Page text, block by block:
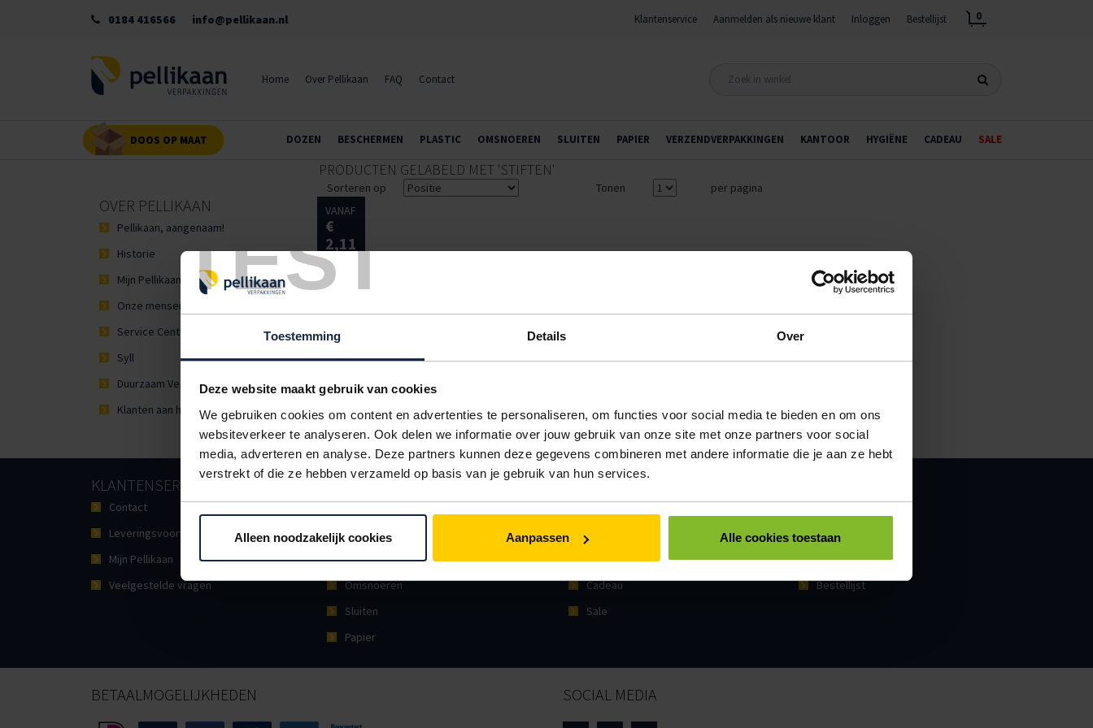
TEST
Toestemming Details Over
Deze website maakt gebruik van cookies
We gebruiken cookies om content en advertenties te personaliseren, om functies voor social media te bieden en om ons
websiteverkeer te analyseren. Ook delen we informatie over jouw gebruik van onze site met onze partners voor social
media, adverteren en analyse. Deze partners kunnen deze gegevens combineren met andere informatie die je aan ze hebt
verstrekt of die ze hebben verzameld op basis van je gebruik van hun services.
Alleen noodzakelijk cookies Aanpassen Alle cookies toestaan
0184 416566 info@pellikaan.nl Klantenservice Aanmelden als nieuwe klant Inloggen Bestellijst 0
Home Over Pellikaan FAQ Contact
DOZEN BESCHERMEN PLASTIC OMSNOEREN SLUITEN PAPIER VERZENDVERPAKKINGEN KANTOOR HYGIËNE CADEAU SALE
DOOS OP MAAT
OVER PELLIKAAN
Pellikaan, aangenaam!
Historie
Mijn Pellikaan
Onze mensen
Service Center
Syll
Duurzaam Verpakken
Klanten aan het woord
PRODUCTEN GELABELD MET 'STIFTEN'
Sorteren op Tonen per pagina
Whitebordmarkers Zwart
VANAF
€
2,11
KLANTENSERVICE
Contact
Leveringsvoorwaarden
Mijn Pellikaan
Veelgestelde vragen
CATEGORIEËN
Dozen
Beschermen
Plastic
Omsnoeren
Sluiten
Papier
Verzendverpakkingen
Hygiëne
Cadeau
Sale
Mijn account
Bestellingen
Winkelwagen
Bestellijst
BETAALMOGELIJKHEDEN SOCIAL MEDIA